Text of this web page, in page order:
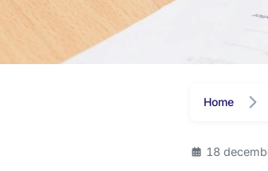
Home
18